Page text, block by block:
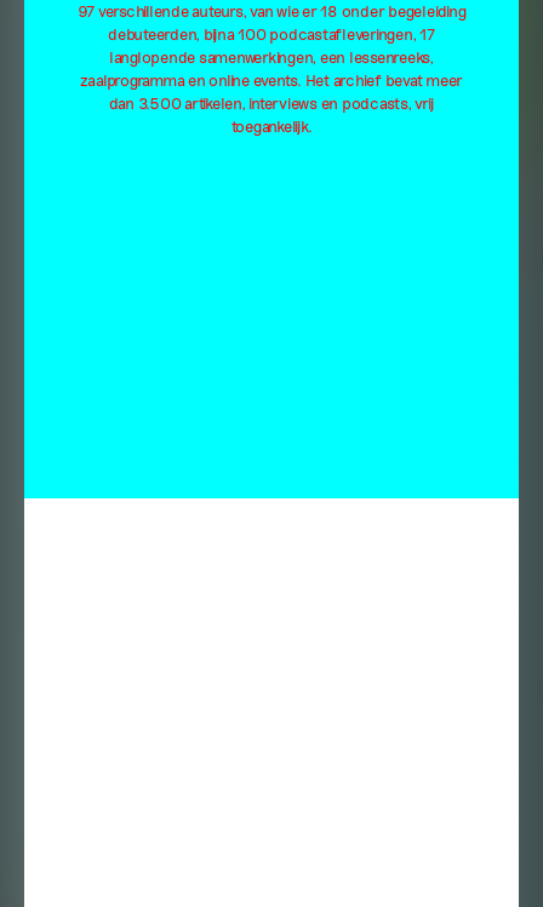
97 verschillende auteurs, van wie er 18 onder begeleiding
debuteerden, bijna 100 podcastafleveringen, 17
langlopende samenwerkingen, een lessenreeks,
zaalprogramma en online events. Het archief bevat meer
dan 3.500 artikelen, interviews en podcasts, vrij
toegankelijk.